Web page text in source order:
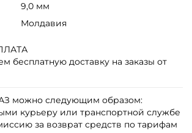
9,0 мм
Молдавия
бесплатную доставку на заказы от
можно следующим образом:
курьеру или транспортной службе
за возврат средств по тарифам